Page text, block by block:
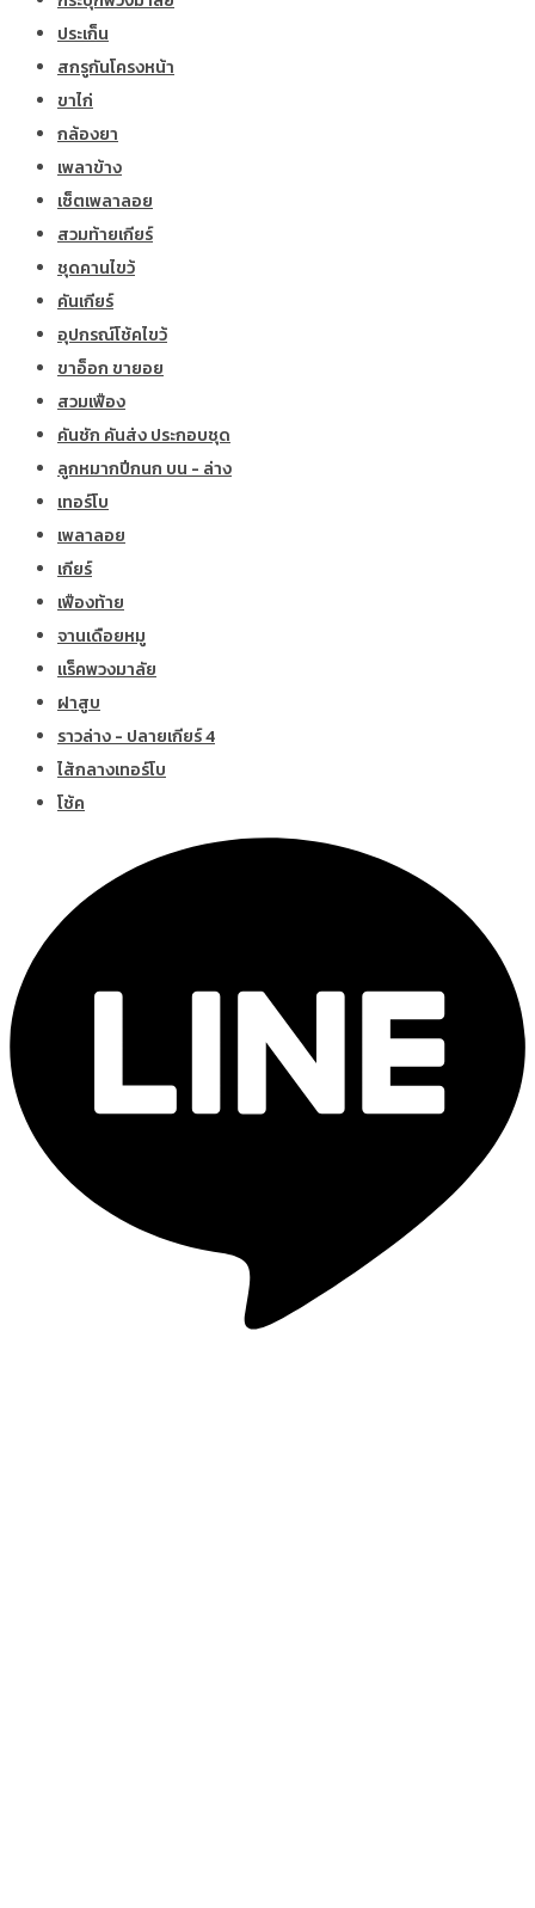
ประเก็น
สกรูกันโครงหน้า
ขาไก่
กล้องยา
เพลาข้าง
เซ็ตเพลาลอย
สวมท้ายเกียร์
ชุดคานไขว้
คันเกียร์
อุปกรณ์โช้คไขว้
ขาอ็อก ขายอย
สวมเฟือง
คันชัก คันส่ง ประกอบชุด
ลูกหมากปีกนก บน - ล่าง
เทอร์โบ
เพลาลอย
เกียร์
เฟืองท้าย
จานเดือยหมู
แร็คพวงมาลัย
ฝาสูบ
ราวล่าง - ปลายเกียร์ 4
ไส้กลางเทอร์โบ
โช้ค